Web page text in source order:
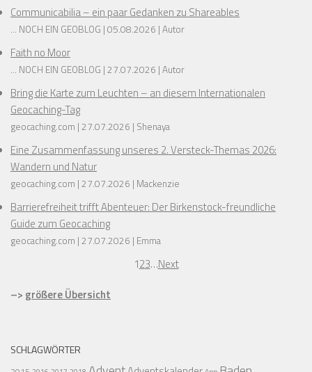
❅
❅
❅
❅
❅
❅
❅
❅
❅
Communicabilia – ein paar Gedanken zu Shareables
... NOCH EIN GEOBLOG 05.08.2026 Autor
Faith no Moor
... NOCH EIN GEOBLOG 27.07.2026 Autor
Bring die Karte zum Leuchten – an diesem Internationalen
Geocaching-Tag
geocaching.com 27.07.2026 Shenaya
Eine Zusammenfassung unseres 2. Versteck-Themas 2026:
Wandern und Natur
geocaching.com 27.07.2026 Mackenzie
Barrierefreiheit trifft Abenteuer: Der Birkenstock-freundliche
Guide zum Geocaching
geocaching.com 27.07.2026 Emma
123…Next
–> größere Übersicht
SCHLAGWÖRTER